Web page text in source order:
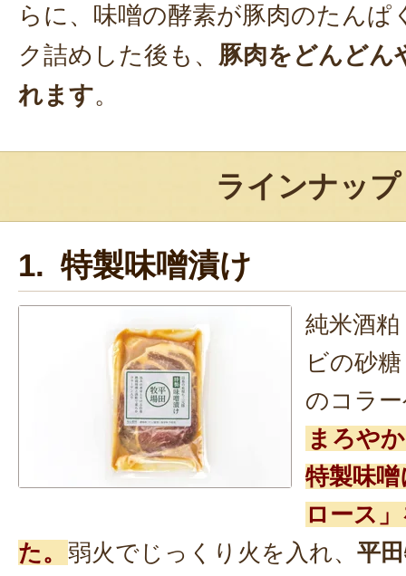
らに、味噌の酵素が豚肉のたんぱ
ク詰めした後も、 豚肉をどんどん
れます。
ラインナップ
1. 特製味噌漬け
純米酒
ビの砂
のコラ
まろや
特製味
ロース
た。 弱火でじっくり火を入れ、 平